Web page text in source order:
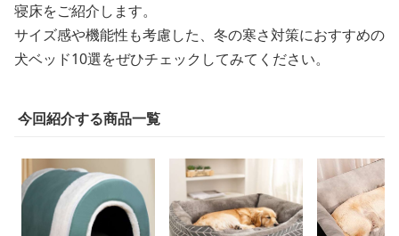
寝床をご紹介します。
サイズ感や機能性も考慮した、冬の寒さ対策におすすめの
犬ベッド10選をぜひチェックしてみてください。
今回紹介する商品一覧